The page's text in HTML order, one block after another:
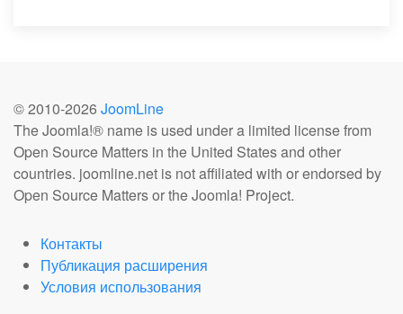
© 2010-2026 JoomLine
The Joomla!® name is used under a limited license from
Open Source Matters in the United States and other
countries. joomline.net is not affiliated with or endorsed by
Open Source Matters or the Joomla! Project.
Контакты
Публикация расширения
Условия использования